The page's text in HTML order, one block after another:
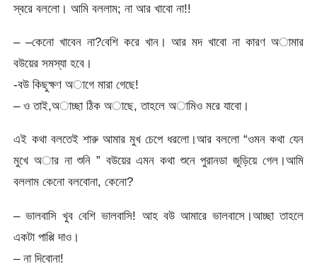
স্বরে বললো। আমি বললাম; না আর খাবো না!!
– –কেনো খাবেন না?বেশি করে খান। আর মদ খাবো না কারণ অামার
বউয়ের সমস্যা হবে।
-বউ কিছুক্ষণ অাগে মারা গেছে!
– ও তাই,অাচ্ছা ঠিক অাছে, তাহলে অামিও মরে যাবো।
এই কথা বলতেই শারু আমার মুখ চেপে ধরলো।আর বললো “ওমন কথা যেন
মুখে অার না শুনি ” বউয়ের এমন কথা শুনে পুরানডা জুড়িয়ে গেল।আমি
বললাম কেনো বলবোনা, কেনো?
– ভালবাসি খুব বেশি ভালবাসি! আহ বউ আমারে ভালবাসে।আচ্ছা তাহলে
একটা পাপ্পি দাও।
– না দিবোনা!